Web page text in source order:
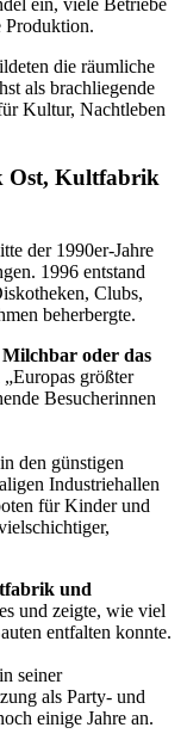
ein, viele Betriebe
Produktion.
die räumliche
als brachliegende
Kultur, Nachtleben
Ost, Kultfabrik
der 1990er‑Jahre
1996 entstand
Clubs,
beherbergte.
oder das
größter
Besucherinnen
den günstigen
Industriehallen
für Kinder und
und
und zeigte, wie viel
entfalten konnte.
seiner
als Party- und
einige Jahre an.